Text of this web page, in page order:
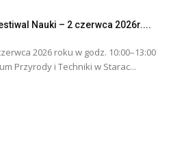
Nauki – 2 czerwca 2026r....
2026 roku w godz. 10:00–13:00
Przyrody i Techniki w Starac...